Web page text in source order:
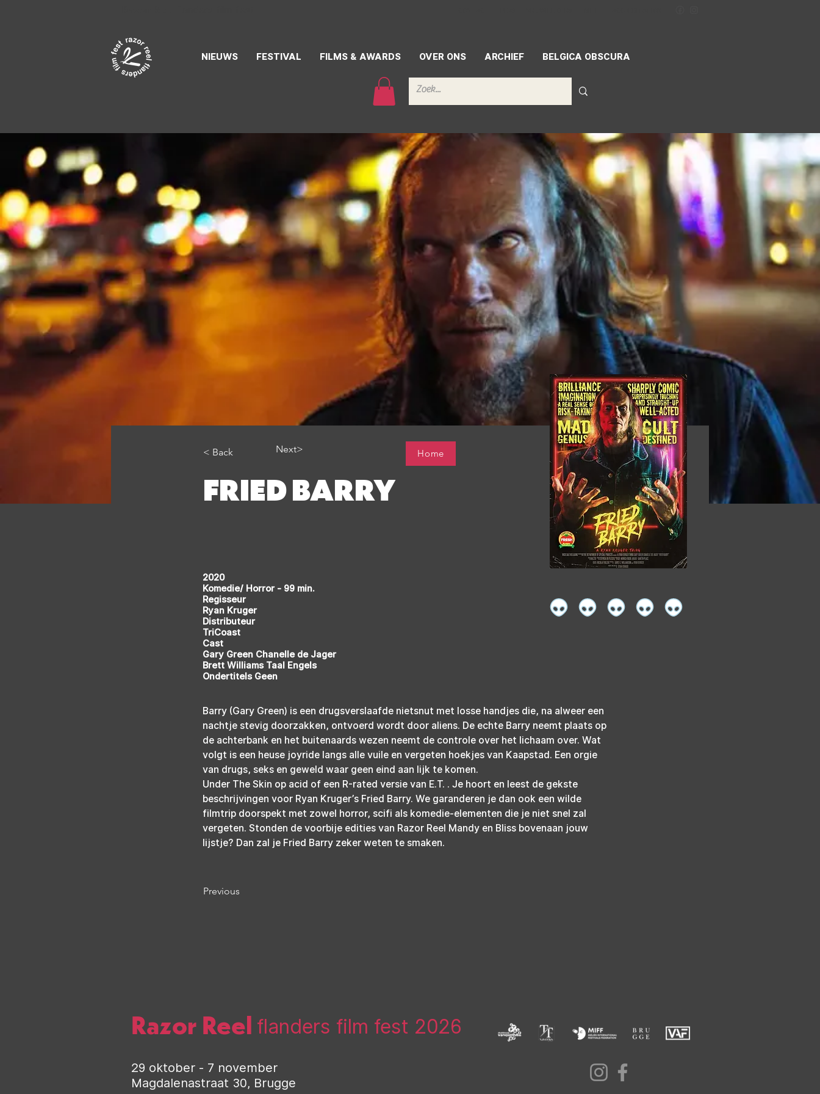
NIEUWS FESTIVAL FILMS & AWARDS OVER ONS ARCHIEF BELGICA OBSCURA
< Back Next> Home
FRIED BARRY
2020
Komedie/ Horror - 99 min.
Regisseur
Ryan Kruger
Distributeur
TriCoast
Cast
Gary Green Chanelle de Jager
Brett Williams Taal Engels
Ondertitels Geen
Barry (Gary Green) is een drugsverslaafde nietsnut met losse handjes die, na alweer een
nachtje stevig doorzakken, ontvoerd wordt door aliens. De echte Barry neemt plaats op
de achterbank en het buitenaards wezen neemt de controle over het lichaam over. Wat
volgt is een heuse joyride langs alle vuile en vergeten hoekjes van Kaapstad. Een orgie
van drugs, seks en geweld waar geen eind aan lijk te komen.
Under The Skin op acid of een R-rated versie van E.T. . Je hoort en leest de gekste
beschrijvingen voor Ryan Kruger’s Fried Barry. We garanderen je dan ook een wilde
filmtrip doorspekt met zowel horror, scifi als komedie-elementen die je niet snel zal
vergeten. Stonden de voorbije edities van Razor Reel Mandy en Bliss bovenaan jouw
lijstje? Dan zal je Fried Barry zeker weten te smaken.
Previous
Razor Reel flanders film fest 2026
29 oktober - 7 november
Magdalenastraat 30, Brugge